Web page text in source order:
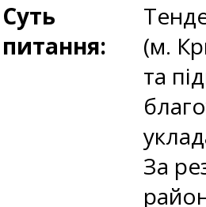
Суть
питання:
(м.
та
За